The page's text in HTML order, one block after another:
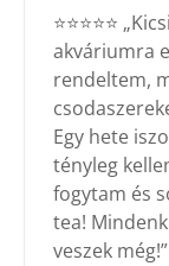
⭐⭐⭐⭐⭐
akváriumra
rendeltem,
Egy hete
tényleg
fogytam és
tea!
veszek még!”